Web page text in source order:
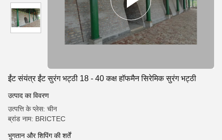
ईंट संयंत्र ईंट सुरंग भट्ठी 18 - 40 कक्ष हॉफमैन सिरेमिक सुरंग भट्ठी
उत्पाद का विवरण
उत्पत्ति के प्लेस: चीन
ब्रांड नाम: BRICTEC
भुगतान और शिपिंग की शर्तें